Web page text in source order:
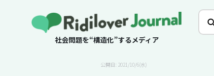
社会問題を“構造化”するメディア
公開日: 2021/10/6(水)